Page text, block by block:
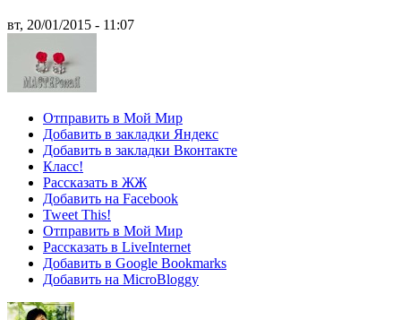
вт, 20/01/2015 - 11:07
Отправить в Мой Мир
Добавить в закладки Яндекс
Добавить в закладки Вконтакте
Класс!
Рассказать в ЖЖ
Добавить на Facebook
Tweet This!
Отправить в Мой Мир
Рассказать в LiveInternet
Добавить в Google Bookmarks
Добавить на MicroBloggy